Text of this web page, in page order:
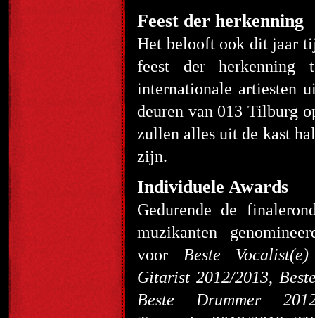
Feest der herkenning
Het belooft ook dit jaar
feest der herkenning
internationale artiesten
deuren van 013 Tilburg
zullen alles uit de kast
zijn.
Individuele Awards
Gedurende de
muzikanten
voor Beste
Gitarist 2012/2013,
Beste Drummer